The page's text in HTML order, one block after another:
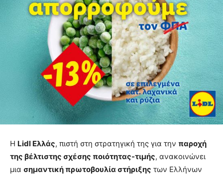
Η Lidl Ελλάς, πιστή στη στρατηγική της για την παροχή
της βέλτιστης σχέσης ποιότητας-τιμής, ανακοινώνει
μια σημαντική πρωτοβουλία στήριξης των Ελλήνων